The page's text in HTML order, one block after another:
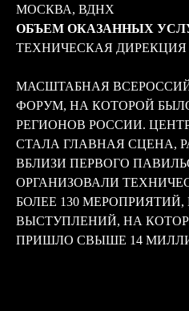
МОСКВА, ВДНХ
ОБЪЕМ ОКАЗАННЫХ
ТЕХНИЧЕСКАЯ ДИРЕКЦИЯ
МАСШТАБНАЯ
ФОРУМ, НА КОТОРОЙ
РЕГИОНОВ РОССИИ.
СТАЛА ГЛАВНАЯ СЦЕНА,
ВБЛИЗИ ПЕРВОГО
ОРГАНИЗОВАЛИ
БОЛЕЕ 130
ВЫСТУПЛЕНИЙ, НА
ПРИШЛО СВЫШЕ 14